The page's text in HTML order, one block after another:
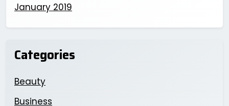
January 2019
Categories
Beauty
Business